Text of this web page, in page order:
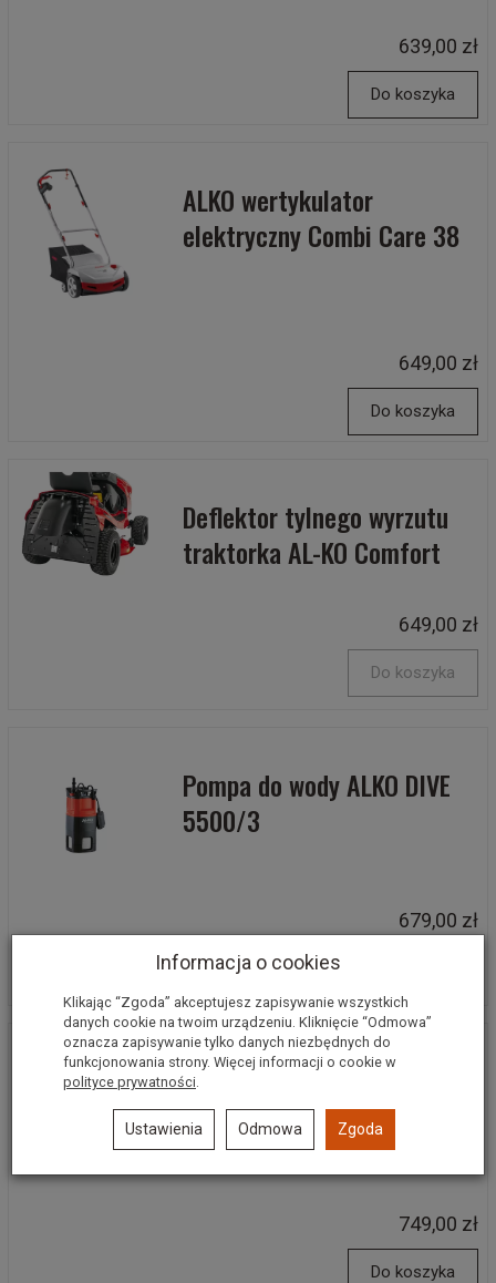
639,00 zł
Do koszyka
ALKO wertykulator
elektryczny Combi Care 38
649,00 zł
Do koszyka
Deflektor tylnego wyrzutu
traktorka AL-KO Comfort
649,00 zł
Do koszyka
Pompa do wody ALKO DIVE
5500/3
679,00 zł
Wertykulator elektryczny
AL-KO Combi Care 36 E
Comfort
749,00 zł
Do koszyka
Informacja o cookies
Klikając “Zgoda” akceptujesz zapisywanie wszystkich
danych cookie na twoim urządzeniu. Kliknięcie “Odmowa”
oznacza zapisywanie tylko danych niezbędnych do
funkcjonowania strony. Więcej informacji o cookie w
polityce prywatności.
Ustawienia Odmowa Zgoda